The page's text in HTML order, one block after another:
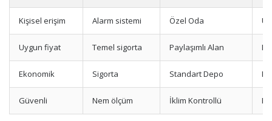
Kişisel erişim Alarm sistemi Özel Oda
Uygun fiyat Temel sigorta Paylaşımlı Alan
Ekonomik Sigorta Standart Depo
Güvenli Nem ölçüm İklim Kontrollü